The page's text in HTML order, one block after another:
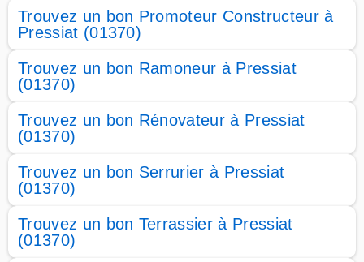
Trouvez un bon Promoteur Constructeur à
Pressiat (01370)
Trouvez un bon Ramoneur à Pressiat
(01370)
Trouvez un bon Rénovateur à Pressiat
(01370)
Trouvez un bon Serrurier à Pressiat
(01370)
Trouvez un bon Terrassier à Pressiat
(01370)